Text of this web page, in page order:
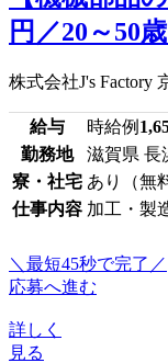
円／20～50
株式会社J's Factory
給与 時給例
勤務地
滋賀県 長
寮・社宅 あり（無
仕事内容 加工・製
＼最短45秒で完了／
応募へ進む
詳しく
見る